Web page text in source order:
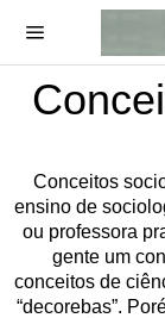
Conceitos
ensino de
ou professora
gente um
conceitos de
“decorebas”.